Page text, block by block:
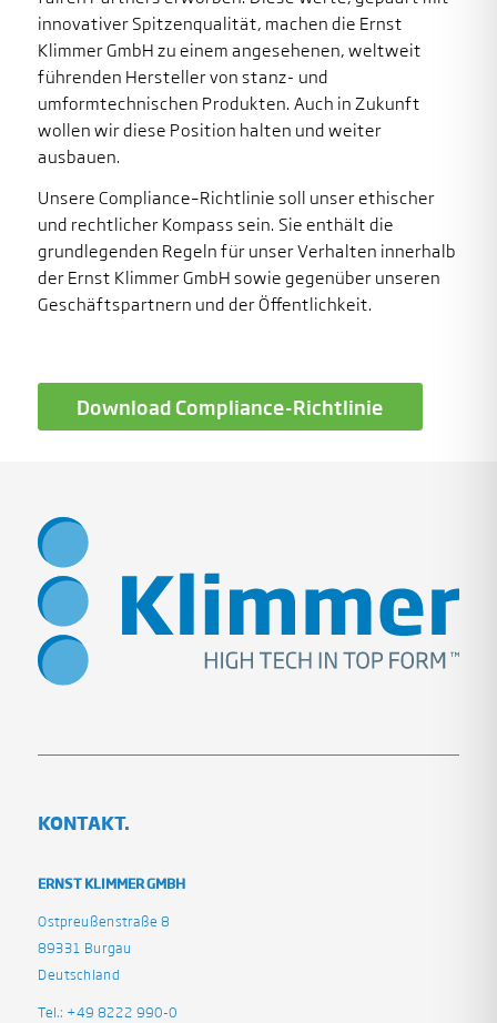
innovativer Spitzenqualität, machen die Ernst
Klimmer GmbH zu einem angesehenen, weltweit
führenden Hersteller von stanz- und
umformtechnischen Produkten. Auch in Zukunft
wollen wir diese Position halten und weiter
ausbauen.
Unsere Compliance–Richtlinie soll unser ethischer
und rechtlicher Kompass sein. Sie enthält die
grundlegenden Regeln für unser Verhalten innerhalb
der Ernst Klimmer GmbH sowie gegenüber unseren
Geschäftspartnern und der Öffentlichkeit.
Download Compliance-Richtlinie
KONTAKT.
ERNST KLIMMER GMBH
Ostpreußenstraße 8
89331 Burgau
Deutschland
Tel.: +49 8222 990-0